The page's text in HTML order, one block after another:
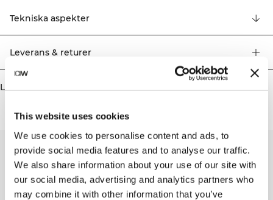
This website uses cookies
We use cookies to personalise content and ads, to
provide social media features and to analyse our traffic.
We also share information about your use of our site with
our social media, advertising and analytics partners who
may combine it with other information that you’ve
träningsoutfit. Den figurnära passformen framhäver din silhuett medan det
fukttransporterande materialet håller dig torr under hela träningen. 77%
Återvunnen Polyester, 23% Elastan.
Tekniska aspekter
Leverans & returer
Liknande produkter